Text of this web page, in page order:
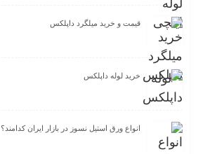
قیمت و خرید میلگرد داپلکس
خرید لوله داپلکس
انواع ورق استیل نسوز در بازار ایران کدامند؟